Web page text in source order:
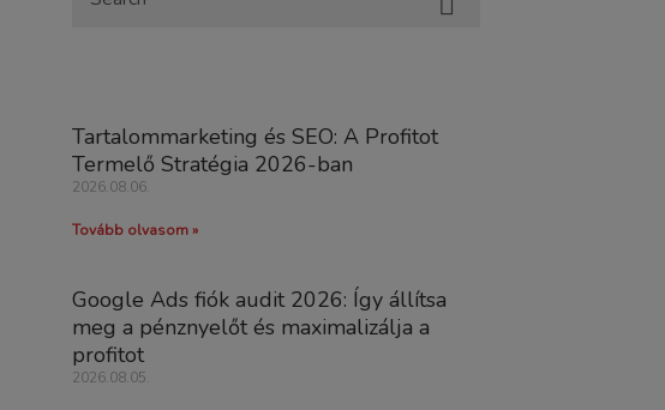
Tartalommarketing és SEO: A Profitot
Termelő Stratégia 2026-ban
2026.08.06.
Tovább olvasom »
Google Ads fiók audit 2026: Így állítsa
meg a pénznyelőt és maximalizálja a
profitot
2026.08.05.